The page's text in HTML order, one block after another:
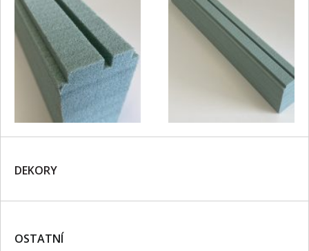
DEKORY
OSTATNÍ